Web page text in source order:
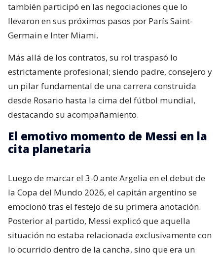
también participó en las negociaciones que lo
llevaron en sus próximos pasos por París Saint-
Germain e Inter Miami.
Más allá de los contratos, su rol traspasó lo
estrictamente profesional; siendo padre, consejero y
un pilar fundamental de una carrera construida
desde Rosario hasta la cima del fútbol mundial,
destacando su acompañamiento.
El emotivo momento de Messi en la
cita planetaria
Luego de marcar el 3-0 ante Argelia en el debut de
la Copa del Mundo 2026, el capitán argentino se
emocionó tras el festejo de su primera anotación.
Posterior al partido, Messi explicó que aquella
situación no estaba relacionada exclusivamente con
lo ocurrido dentro de la cancha, sino que era un